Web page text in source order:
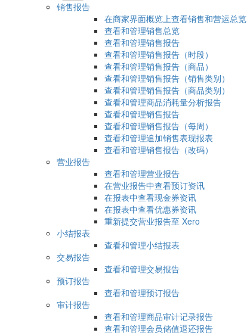
销售报告
在商家界面概览上查看销售和营运总览
查看和管理销售总览
查看和管理销售报告
查看和管理销售报告（时段）
查看和管理销售报告（商品）
查看和管理销售报告（销售类别）
查看和管理销售报告（商品类别）
查看和管理商品消耗量分析报告
查看和管理销售报告
查看和管理销售报告（每周）
查看和管理追加销售表现报表
查看和管理销售报告（改码）
营业报告
查看和管理营业报告
在营业报告中查看预订资讯
在报表中查看现金券资讯
在报表中查看优惠券资讯
重新提交营业报告至 Xero
小结报表
查看和管理小结报表
交易报告
查看和管理交易报告
预订报告
查看和管理预订报告
审计报告
查看和管理商品审计记录报告
查看和管理会员储值退还报告